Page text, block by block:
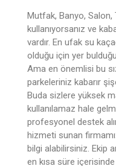
Mutfak, Banyo, Salon,
kullanıyorsanız ve
vardır. En ufak su
olduğu için yer
Ama en önemlisi bu
parkeleriniz kabarır
Buda sizlere yüksek
kullanılamaz hale
profesyonel destek
hizmeti sunan
bilgi alabilirsiniz. Ekip
en kısa süre